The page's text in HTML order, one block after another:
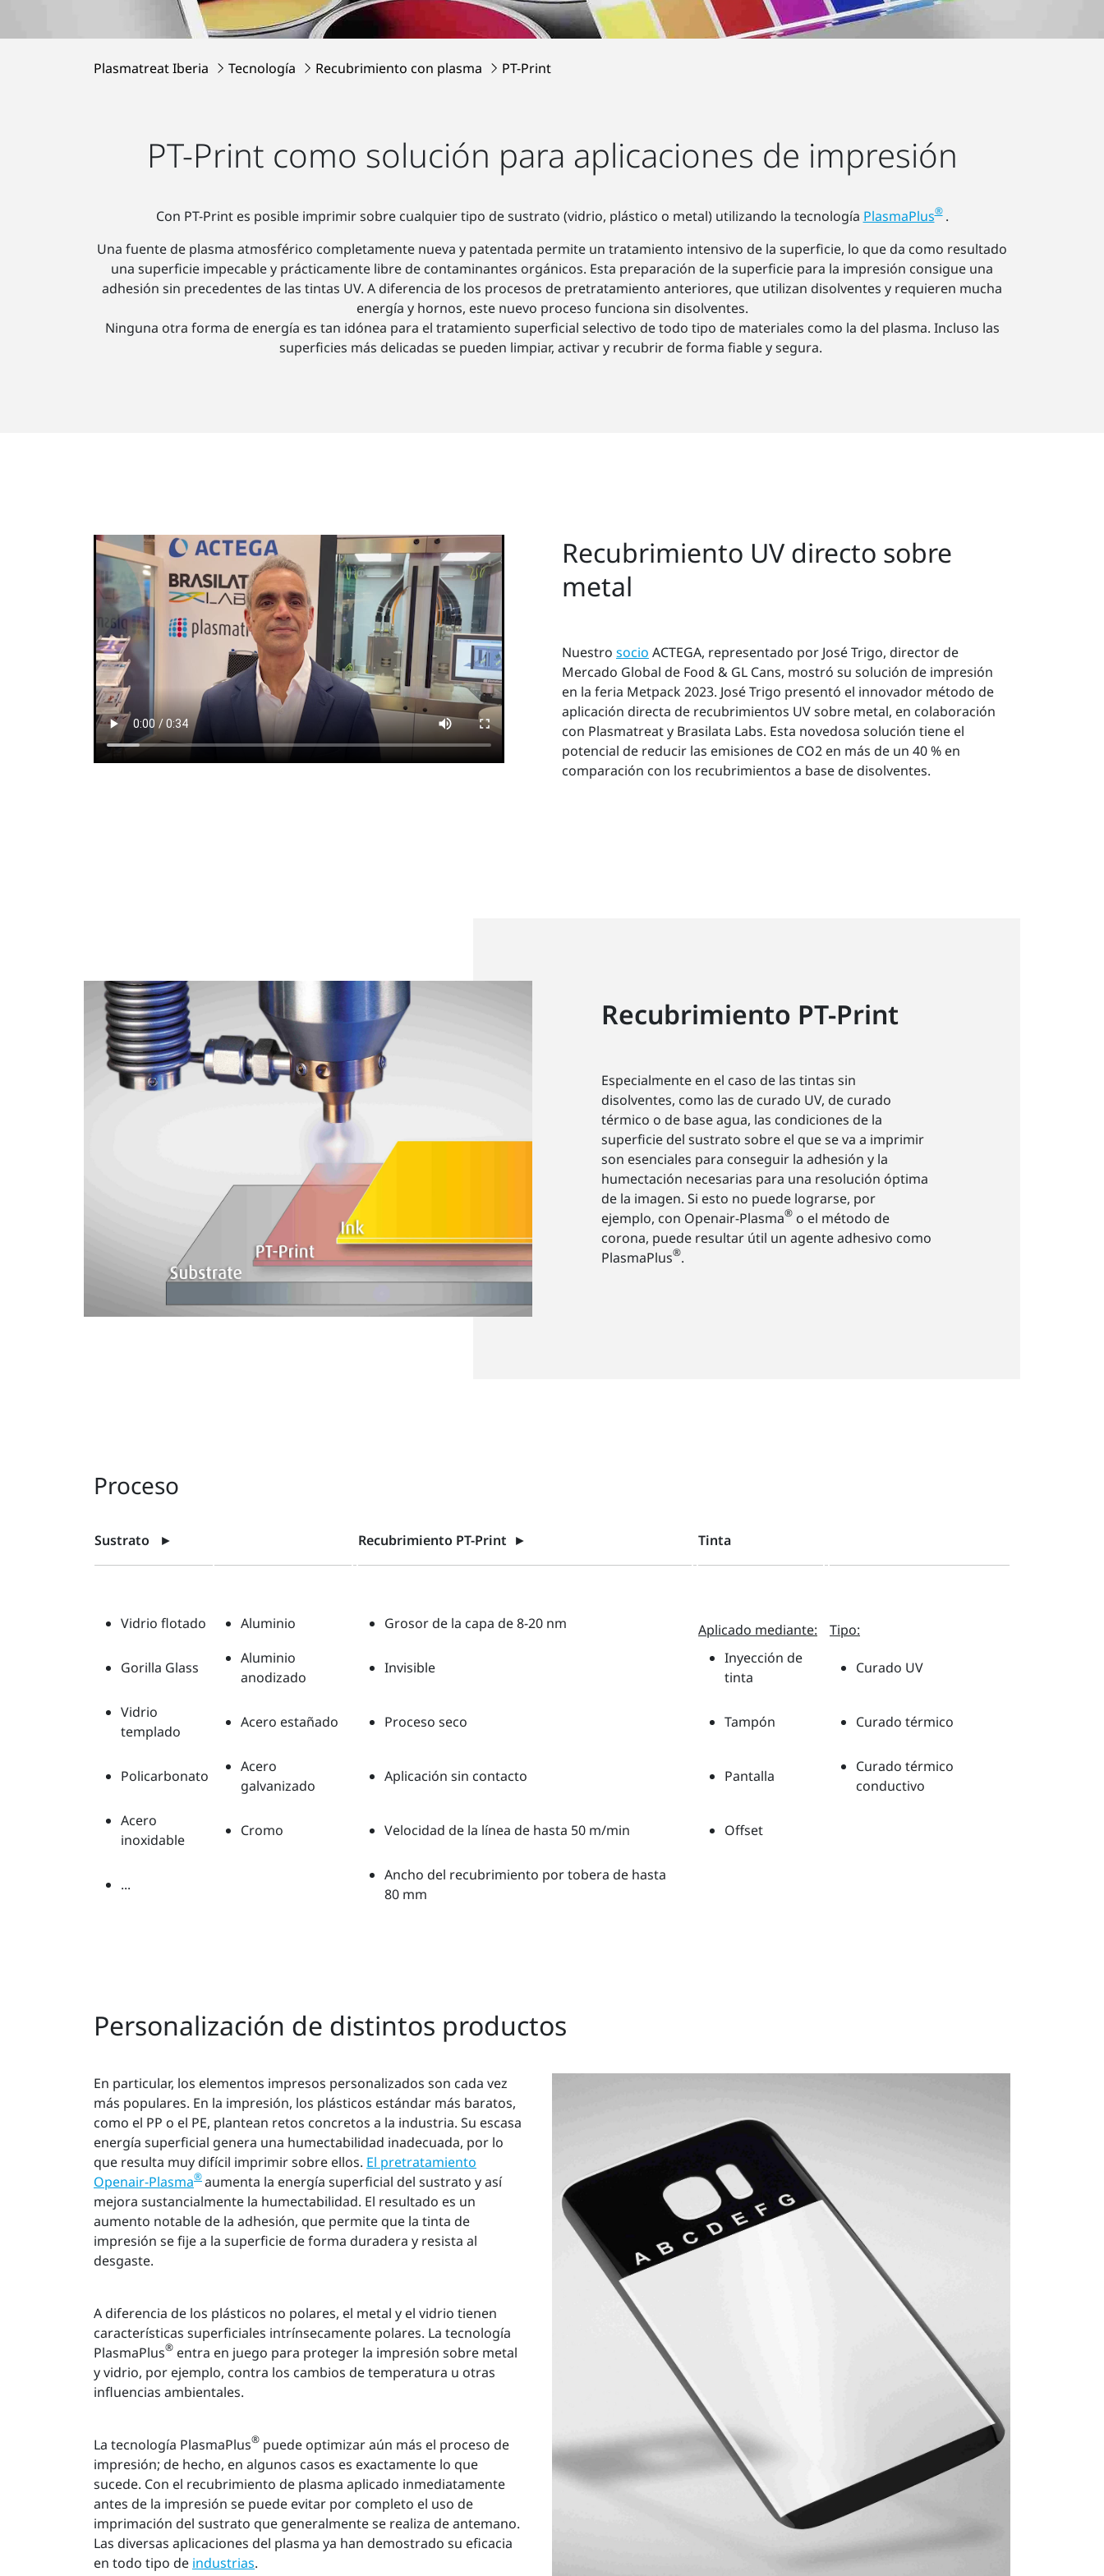
Plasmatreat Iberia Tecnología Recubrimiento con plasma PT-Print
PT-Print como solución para aplicaciones de impresión
Con PT-Print es posible imprimir sobre cualquier tipo de sustrato (vidrio, plástico o metal) utilizando la tecnología PlasmaPlus® .
Una fuente de plasma atmosférico completamente nueva y patentada permite un tratamiento intensivo de la superficie, lo que da como resultado
una superficie impecable y prácticamente libre de contaminantes orgánicos. Esta preparación de la superficie para la impresión consigue una
adhesión sin precedentes de las tintas UV. A diferencia de los procesos de pretratamiento anteriores, que utilizan disolventes y requieren mucha
energía y hornos, este nuevo proceso funciona sin disolventes.
Ninguna otra forma de energía es tan idónea para el tratamiento superficial selectivo de todo tipo de materiales como la del plasma. Incluso las
superficies más delicadas se pueden limpiar, activar y recubrir de forma fiable y segura.
Recubrimiento UV directo sobre
metal
Nuestro socio ACTEGA, representado por José Trigo, director de
Mercado Global de Food & GL Cans, mostró su solución de impresión
en la feria Metpack 2023. José Trigo presentó el innovador método de
aplicación directa de recubrimientos UV sobre metal, en colaboración
con Plasmatreat y Brasilata Labs. Esta novedosa solución tiene el
potencial de reducir las emisiones de CO2 en más de un 40 % en
comparación con los recubrimientos a base de disolventes.
Recubrimiento PT-Print
Especialmente en el caso de las tintas sin
disolventes, como las de curado UV, de curado
térmico o de base agua, las condiciones de la
superficie del sustrato sobre el que se va a imprimir
son esenciales para conseguir la adhesión y la
humectación necesarias para una resolución óptima
de la imagen. Si esto no puede lograrse, por
ejemplo, con Openair-Plasma® o el método de
corona, puede resultar útil un agente adhesivo como
PlasmaPlus®.
Proceso
Sustrato ► Recubrimiento PT-Print ► Tinta
Vidrio flotado Aluminio Grosor de la capa de 8-20 nm Aplicado mediante: Tipo:
Gorilla Glass
Aluminio
anodizado
Invisible
Inyección de
tinta
Curado UV
Vidrio
templado
Acero estañado Proceso seco Tampón Curado térmico
Policarbonato
Acero
galvanizado
Aplicación sin contacto Pantalla
Curado térmico
conductivo
Acero
inoxidable
Cromo Velocidad de la línea de hasta 50 m/min Offset
...
Ancho del recubrimiento por tobera de hasta
80 mm
Personalización de distintos productos
En particular, los elementos impresos personalizados son cada vez
más populares. En la impresión, los plásticos estándar más baratos,
como el PP o el PE, plantean retos concretos a la industria. Su escasa
energía superficial genera una humectabilidad inadecuada, por lo
que resulta muy difícil imprimir sobre ellos. El pretratamiento
Openair-Plasma®aumenta la energía superficial del sustrato y así
mejora sustancialmente la humectabilidad. El resultado es un
aumento notable de la adhesión, que permite que la tinta de
impresión se fije a la superficie de forma duradera y resista al
desgaste.
A diferencia de los plásticos no polares, el metal y el vidrio tienen
características superficiales intrínsecamente polares. La tecnología
PlasmaPlus® entra en juego para proteger la impresión sobre metal
y vidrio, por ejemplo, contra los cambios de temperatura u otras
influencias ambientales.
La tecnología PlasmaPlus® puede optimizar aún más el proceso de
impresión; de hecho, en algunos casos es exactamente lo que
sucede. Con el recubrimiento de plasma aplicado inmediatamente
antes de la impresión se puede evitar por completo el uso de
imprimación del sustrato que generalmente se realiza de antemano.
Las diversas aplicaciones del plasma ya han demostrado su eficacia
en todo tipo de industrias.